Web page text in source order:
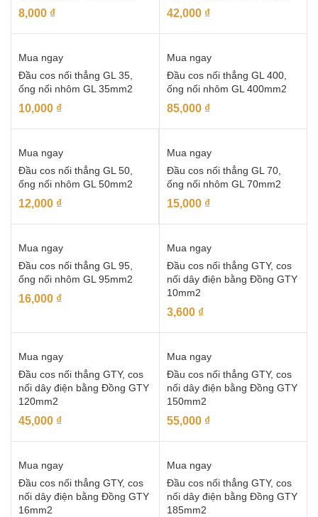
8,000 ₫ 42,000 ₫
Mua ngay
Đầu cos nối thẳng GL 35,
ống nối nhôm GL 35mm2
10,000 ₫
Mua ngay
Đầu cos nối thẳng GL 400,
ống nối nhôm GL 400mm2
85,000 ₫
Mua ngay
Đầu cos nối thẳng GL 50,
ống nối nhôm GL 50mm2
12,000 ₫
Mua ngay
Đầu cos nối thẳng GL 70,
ống nối nhôm GL 70mm2
15,000 ₫
Mua ngay
Đầu cos nối thẳng GL 95,
ống nối nhôm GL 95mm2
16,000 ₫
Mua ngay
Đầu cos nối thẳng GTY, cos
nối dây điện bằng Đồng GTY
10mm2
3,600 ₫
Mua ngay
Đầu cos nối thẳng GTY, cos
nối dây điện bằng Đồng GTY
120mm2
45,000 ₫
Mua ngay
Đầu cos nối thẳng GTY, cos
nối dây điện bằng Đồng GTY
150mm2
55,000 ₫
Mua ngay
Đầu cos nối thẳng GTY, cos
nối dây điện bằng Đồng GTY
16mm2
Mua ngay
Đầu cos nối thẳng GTY, cos
nối dây điện bằng Đồng GTY
185mm2